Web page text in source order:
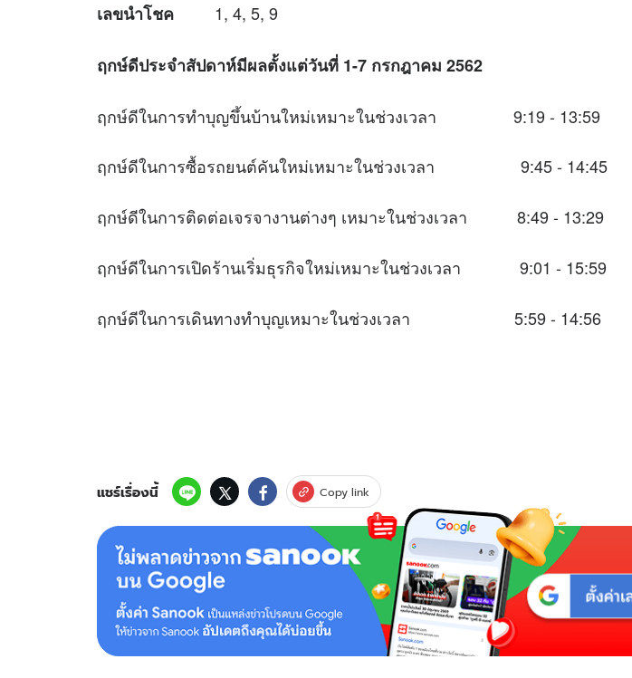
เลขนำโชค 1, 4, 5, 9
ฤกษ์ดีประจำสัปดาห์มีผลตั้งแต่วันที่ 1-7 กรกฎาคม 2562
ฤกษ์ดีในการทำบุญขึ้นบ้านใหม่เหมาะในช่วงเวลา 9:19 - 13:59
ฤกษ์ดีในการซื้อรถยนต์คันใหม่เหมาะในช่วงเวลา 9:45 - 14:45
ฤกษ์ดีในการติดต่อเจรจางานต่างๆ เหมาะในช่วงเวลา 8:49 - 13:29
ฤกษ์ดีในการเปิดร้านเริ่มธุรกิจใหม่เหมาะในช่วงเวลา 9:01 - 15:59
ฤกษ์ดีในการเดินทางทำบุญเหมาะในช่วงเวลา 5:59 - 14:56
แชร์เรื่องนี้ Copy link